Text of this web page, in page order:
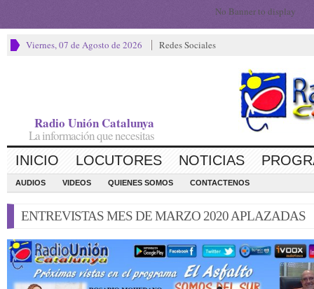
No Banner to display
Viernes, 07 de Agosto de 2026 Redes Sociales
Radio Unión Catalunya
La información que necesitas
INICIO LOCUTORES NOTICIAS
AUDIOS VIDEOS QUIENES SOMOS CONTACTENOS
ENTREVISTAS MES DE MARZO 2020 APLAZADAS